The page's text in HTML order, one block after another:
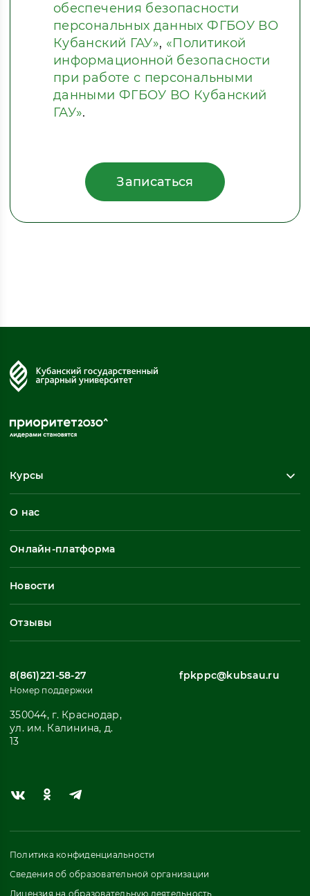
обеспечения безопасности
персональных данных ФГБОУ ВО
Кубанский ГАУ», «Политикой
информационной безопасности
при работе с персональными
данными ФГБОУ ВО Кубанский
ГАУ».
Записаться
Курсы
Повышение квалификации
Профессиональная переподготовка
Профессиональное обучение
Все
О нас
Онлайн-платформа
Новости
Отзывы
8(861)221-58-27
Номер поддержки
fpkppc@kubsau.ru
350044, г. Краснодар,
ул. им. Калинина, д.
13
Политика конфиденциальности
Сведения об образовательной организации
Лицензия на образовательную деятельность